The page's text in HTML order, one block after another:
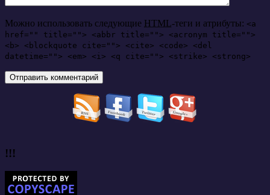
Можно использовать следующие HTML-теги и атрибуты: <a
href="" title=""> <abbr title=""> <acronym title="">
<b> <blockquote cite=""> <cite> <code> <del
datetime=""> <em> <i> <q cite=""> <strike> <strong>
!!!